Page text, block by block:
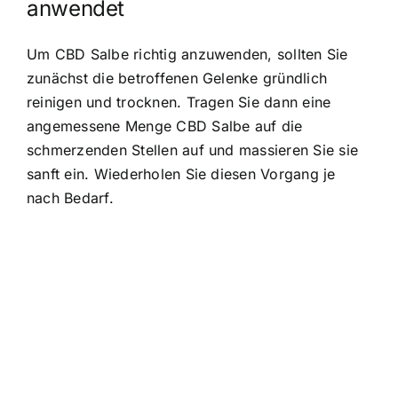
anwendet
Um CBD Salbe richtig anzuwenden, sollten Sie
zunächst die betroffenen Gelenke gründlich
reinigen und trocknen. Tragen Sie dann eine
angemessene Menge CBD Salbe auf die
schmerzenden Stellen auf und massieren Sie sie
sanft ein. Wiederholen Sie diesen Vorgang je
nach Bedarf.